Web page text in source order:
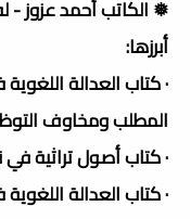
❅ الكاتب أحمد عزوز
أبرزها:
· كتاب العدالة
المطلب ومخاوف
· كتاب أصول تراثية في
· كتاب العدالة